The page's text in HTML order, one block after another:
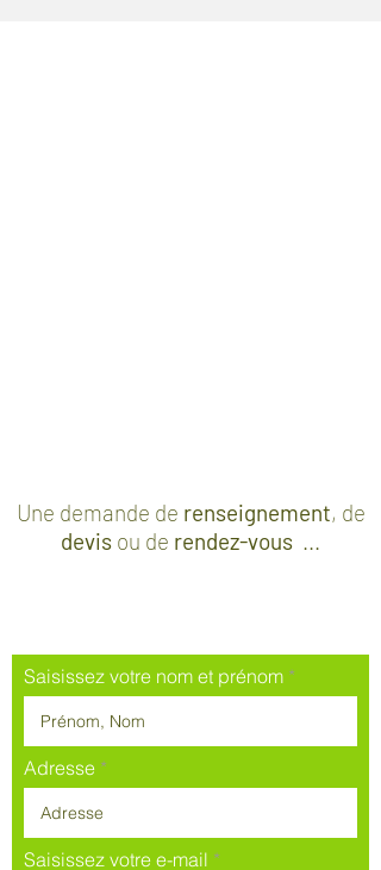
Une demande de renseignement, de
devis ou de rendez-vous ...
Saisissez votre nom et prénom
Adresse
Saisissez votre e-mail